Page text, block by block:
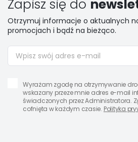
Zapisz się do
Otrzymuj informacje o aktualnych
promocjach i bądź na bieżąco.
Wyrażam zgodę na otrzymywanie
wskazany przeze mnie adres e-mail
świadczonych przez Administratora.
cofnięta w każdym czasie. Polityka